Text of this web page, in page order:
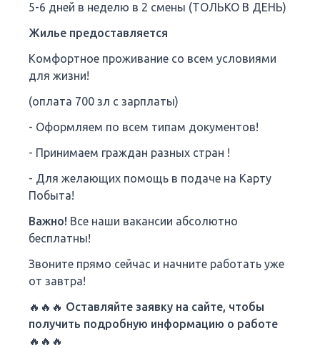
5-6 дней в неделю в 2 смены (ТОЛЬКО В ДЕНЬ)
Жилье предоставляется
Комфортное проживание со всем условиями
для жизни!
(оплата 700 зл с зарплаты)
- Оформляем по всем типам документов!
- Принимаем граждан разных стран !
- Для желающих помощь в подаче на Карту
Побыта!
Важно! Все наши вакансии абсолютно
бесплатны!
Звоните прямо сейчас и начните работать уже
от завтра!
🔥🔥🔥 Оставляйте заявку на сайте, чтобы
получить подробную информацию о работе
🔥🔥🔥